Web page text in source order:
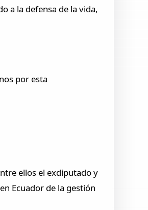
a la defensa de la vida,
por esta
ellos el exdiputado y
Ecuador de la gestión